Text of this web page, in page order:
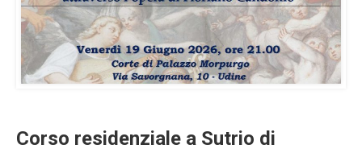
Corso residenziale a Sutrio di